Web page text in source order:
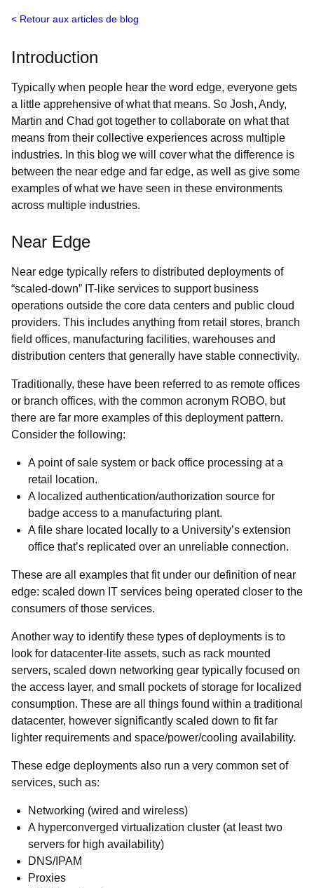
Retour aux articles de blog
Introduction
Typically when people hear the word edge, everyone gets
a little apprehensive of what that means. So Josh, Andy,
Martin and Chad got together to collaborate on what that
means from their collective experiences across multiple
industries. In this blog we will cover what the difference is
between the near edge and far edge, as well as give some
examples of what we have seen in these environments
across multiple industries.
Near Edge
Near edge typically refers to distributed deployments of
“scaled-down” IT-like services to support business
operations outside the core data centers and public cloud
providers. This includes anything from retail stores, branch
field offices, manufacturing facilities, warehouses and
distribution centers that generally have stable connectivity.
Traditionally, these have been referred to as remote offices
or branch offices, with the common acronym ROBO, but
there are far more examples of this deployment pattern.
Consider the following:
A point of sale system or back office processing at a
retail location.
A localized authentication/authorization source for
badge access to a manufacturing plant.
A file share located locally to a University’s extension
office that’s replicated over an unreliable connection.
These are all examples that fit under our definition of near
edge: scaled down IT services being operated closer to the
consumers of those services.
Another way to identify these types of deployments is to
look for datacenter-lite assets, such as rack mounted
servers, scaled down networking gear typically focused on
the access layer, and small pockets of storage for localized
consumption. These are all things found within a traditional
datacenter, however significantly scaled down to fit far
lighter requirements and space/power/cooling availability.
These edge deployments also run a very common set of
services, such as:
Networking (wired and wireless)
A hyperconverged virtualization cluster (at least two
servers for high availability)
DNS/IPAM
Proxies